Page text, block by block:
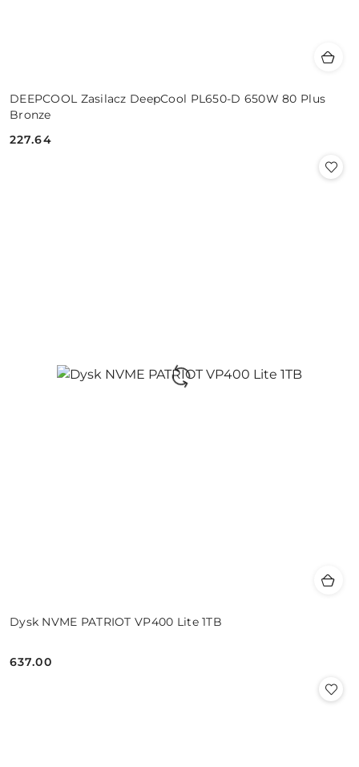
DEEPCOOL Zasilacz DeepCool PL650-D 650W 80 Plus
Bronze
Cena:
227.64
Dysk NVME PATRIOT VP400 Lite 1TB
Cena:
637.00